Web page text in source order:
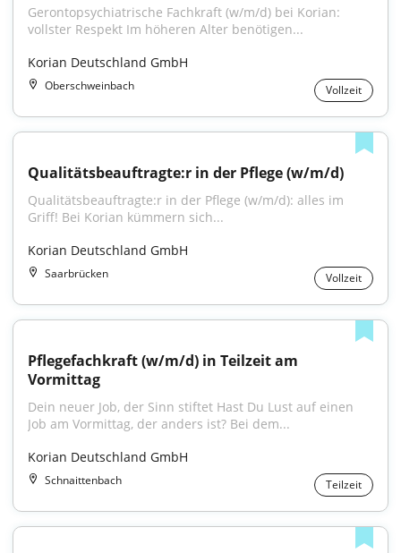
Gerontopsychiatrische Fachkraft (w/m/d) bei Korian:
vollster Respekt Im höheren Alter benötigen...
Korian Deutschland GmbH
Oberschweinbach Vollzeit
Qualitätsbeauftragte:r in der Pflege (w/m/d)
Qualitätsbeauftragte:r in der Pflege (w/m/d): alles im
Griff! Bei Korian kümmern sich...
Korian Deutschland GmbH
Saarbrücken Vollzeit
Pflegefachkraft (w/m/d) in Teilzeit am
Vormittag
Dein neuer Job, der Sinn stiftet Hast Du Lust auf einen
Job am Vormittag, der anders ist? Bei dem...
Korian Deutschland GmbH
Schnaittenbach Teilzeit